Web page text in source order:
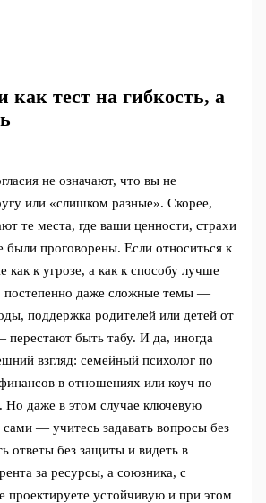
как тест на гибкость, а
не означают, что вы не
или «слишком разные». Скорее,
те места, где ваши ценности, страхи
проговорены. Если относиться к
как к угрозе, а как к способу лучше
постепенно даже сложные темы —
поддержка родителей или детей от
быть табу. И да, иногда
взгляд: семейный психолог по
в отношениях или коуч по
даже в этом случае ключевую
сами — учитесь задавать вопросы без
ответы без защиты и видеть в
за ресурсы, а союзника, с
проектируете устойчивую и при этом